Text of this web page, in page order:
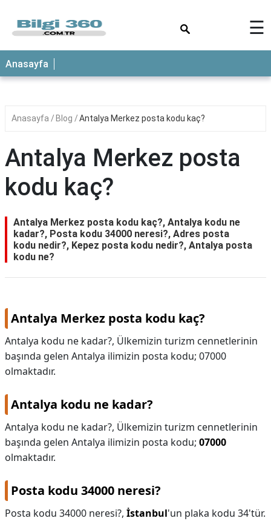
ANASAYFA
☰
Anasayfa
Anasayfa Blog Antalya Merkez posta kodu kaç?
Antalya Merkez posta
kodu kaç?
Antalya Merkez posta kodu kaç?, Antalya kodu ne
kadar?, Posta kodu 34000 neresi?, Adres posta
kodu nedir?, Kepez posta kodu nedir?, Antalya posta
kodu ne?
Antalya Merkez posta kodu kaç?
Antalya kodu ne kadar?, Ülkemizin turizm cennetlerinin
başında gelen Antalya ilimizin posta kodu; 07000
olmaktadır.
Antalya kodu ne kadar?
Antalya kodu ne kadar?, Ülkemizin turizm cennetlerinin
başında gelen Antalya ilimizin posta kodu; 07000
olmaktadır.
Posta kodu 34000 neresi?
Posta kodu 34000 neresi?, İstanbul'un plaka kodu 34'tür.